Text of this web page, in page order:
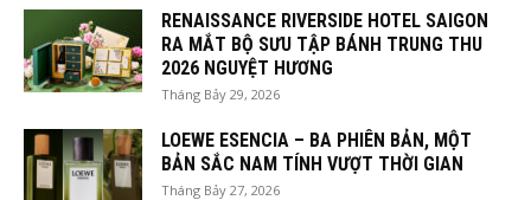
RENAISSANCE RIVERSIDE HOTEL SAIGON
RA MẮT BỘ SƯU TẬP BÁNH TRUNG THU
2026 NGUYỆT HƯƠNG
Tháng Bảy 29, 2026
LOEWE ESENCIA – BA PHIÊN BẢN, MỘT
BẢN SẮC NAM TÍNH VƯỢT THỜI GIAN
Tháng Bảy 27, 2026